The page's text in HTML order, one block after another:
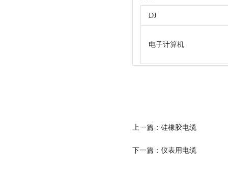
DJ
电子计算机
上一篇：硅橡胶电缆
下一篇：仪表用电缆